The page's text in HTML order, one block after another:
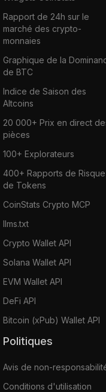
Rapport de 24h sur le
marché des crypto-
monnaies
Graphique de la
de BTC
Indice de Saison des
Altcoins
20 000+ Prix en direct
pièces
100+ Explorateurs
400+ Rapports de Risque
de Tokens
CoinStats Crypto MCP
llms.txt
Crypto Wallet API
Solana Wallet API
EVM Wallet API
DeFi API
Bitcoin (xPub) Wallet API
Politiques
Avis de non-
Conditions d'utilisation